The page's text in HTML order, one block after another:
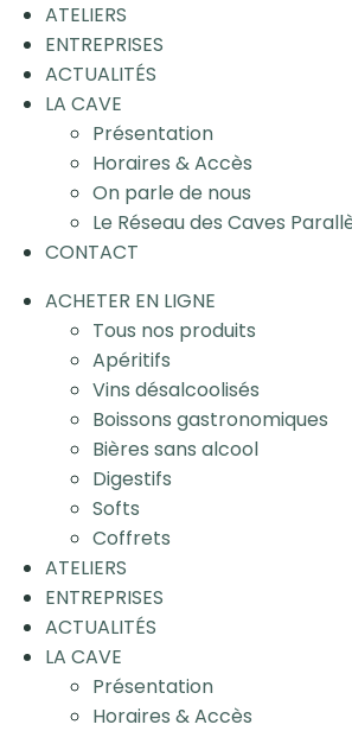
ATELIERS
ENTREPRISES
ACTUALITÉS
LA CAVE
Présentation
Horaires & Accès
On parle de nous
Le Réseau des Caves
CONTACT
ACHETER EN LIGNE
Tous nos produits
Apéritifs
Vins désalcoolisés
Boissons gastronomiques
Bières sans alcool
Digestifs
Softs
Coffrets
ATELIERS
ENTREPRISES
ACTUALITÉS
LA CAVE
Présentation
Horaires & Accès